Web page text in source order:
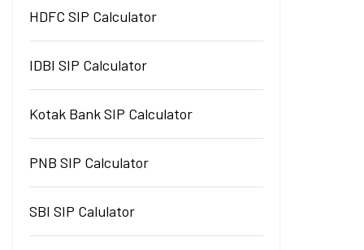
HDFC SIP Calculator
IDBI SIP Calculator
Kotak Bank SIP Calculator
PNB SIP Calculator
SBI SIP Calulator